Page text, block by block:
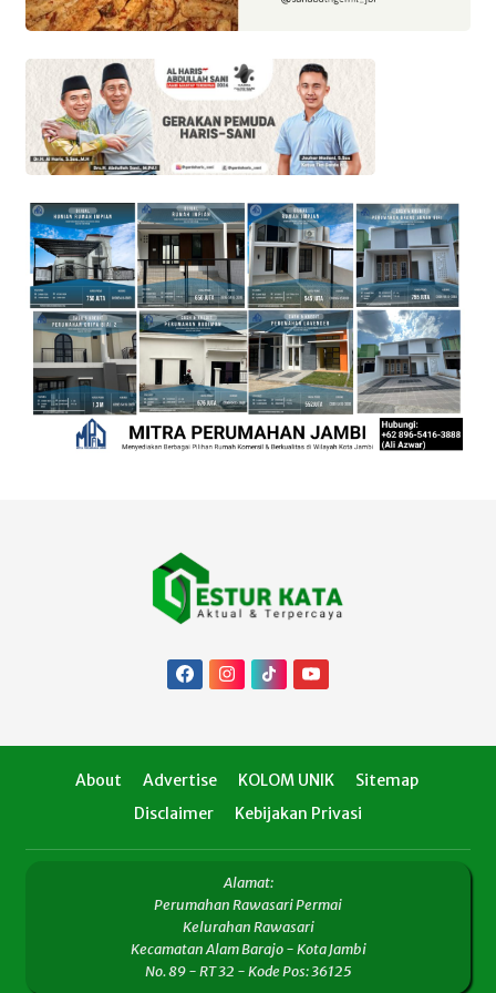
About Advertise KOLOM UNIK
Sitemap
Disclaimer
Kebijakan Privasi
Alamat:
Perumahan Rawasari Permai
Kelurahan Rawasari
Kecamatan Alam Barajo - Kota Jambi
No. 89 - RT 32 - Kode Pos: 36125